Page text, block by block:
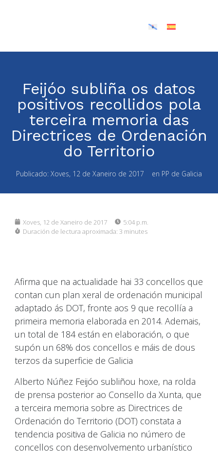
Feijóo subliña os datos
positivos recollidos pola
terceira memoria das
Directrices de Ordenación
do Territorio
Publicado: Xoves, 12 de Xaneiro de 2017 en PP de Galicia
Xoves, 12 de Xaneiro de 2017
5:04 p.m.
Duración de lectura aproximada: 3 minutes
Afirma que na actualidade hai 33 concellos que
contan cun plan xeral de ordenación municipal
adaptado ás DOT, fronte aos 9 que recollía a
primeira memoria elaborada en 2014. Ademais,
un total de 184 están en elaboración, o que
supón un 68% dos concellos e máis de dous
terzos da superficie de Galicia
Alberto Núñez Feijóo subliñou hoxe, na rolda
de prensa posterior ao Consello da Xunta, que
a terceira memoria sobre as Directrices de
Ordenación do Territorio (DOT) constata a
tendencia positiva de Galicia no número de
concellos con desenvolvemento urbanístico